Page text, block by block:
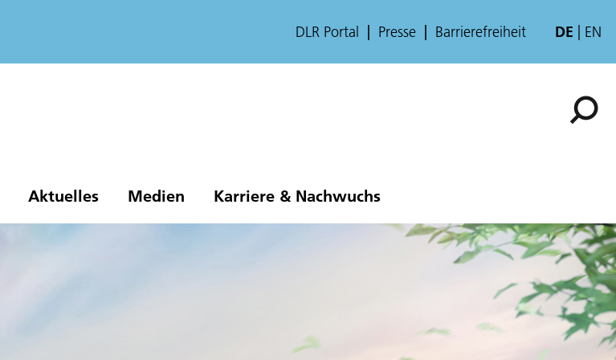
DLR Portal Presse Barrierefreiheit DE EN
Aktuelles Medien Karriere & Nachwuchs